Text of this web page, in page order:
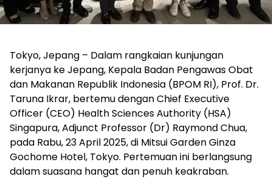
Tokyo, Jepang – Dalam rangkaian kunjungan
kerjanya ke Jepang, Kepala Badan Pengawas Obat
dan Makanan Republik Indonesia (BPOM RI), Prof. Dr.
Taruna Ikrar, bertemu dengan Chief Executive
Officer (CEO) Health Sciences Authority (HSA)
Singapura, Adjunct Professor (Dr) Raymond Chua,
pada Rabu, 23 April 2025, di Mitsui Garden Ginza
Gochome Hotel, Tokyo. Pertemuan ini berlangsung
dalam suasana hangat dan penuh keakraban.